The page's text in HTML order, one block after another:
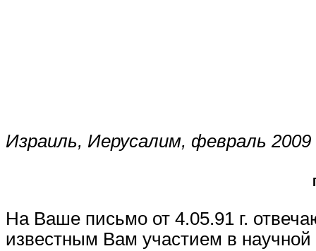
Израиль, Иерусалим, февраль 2009
На Ваше письмо от 4.05.91 г.
известным Вам участием в